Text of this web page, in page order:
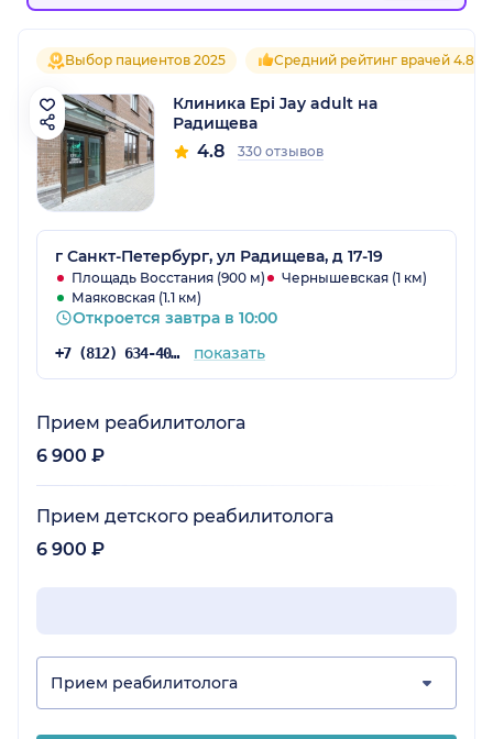
Выбор пациентов 2025 Средний рейтинг врачей 4.8
Клиника Epi Jay adult на
Радищева
4.8 330 отзывов
г Санкт-Петербург, ул Радищева, д 17-19
Площадь Восстания (900 м)
Чернышевская (1 км)
Маяковская (1.1 км)
Откроется завтра в 10:00
+7 (812) 634-40-31 показать
Прием реабилитолога
6 900 ₽
Прием детского реабилитолога
6 900 ₽
Прием реабилитолога